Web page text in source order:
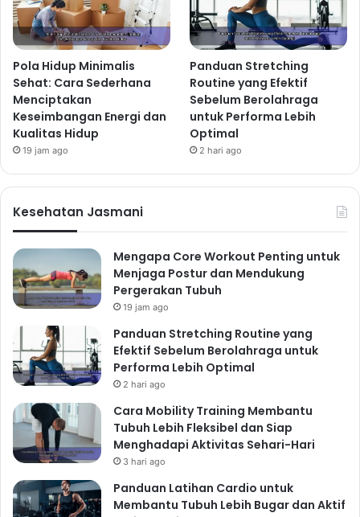
Pola Hidup Minimalis
Sehat: Cara Sederhana
Menciptakan
Keseimbangan Energi dan
Kualitas Hidup
19 jam ago
Panduan Stretching
Routine yang Efektif
Sebelum Berolahraga
untuk Performa Lebih
Optimal
2 hari ago
Kesehatan Jasmani
Mengapa Core Workout Penting untuk
Menjaga Postur dan Mendukung
Pergerakan Tubuh
19 jam ago
Panduan Stretching Routine yang
Efektif Sebelum Berolahraga untuk
Performa Lebih Optimal
2 hari ago
Cara Mobility Training Membantu
Tubuh Lebih Fleksibel dan Siap
Menghadapi Aktivitas Sehari-Hari
3 hari ago
Panduan Latihan Cardio untuk
Membantu Tubuh Lebih Bugar dan Aktif